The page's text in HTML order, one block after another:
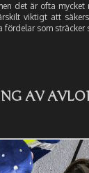
det är ofta mycket
viktigt att
som
AV